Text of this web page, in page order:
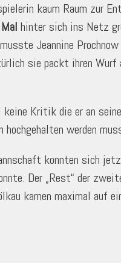
kaum Raum zur
hinter sich ins Netz
Jeannine
sie packt ihren Wurf
keine Kritik die er an
werden
konnten sich
Der „Rest“ der
kamen maximal auf